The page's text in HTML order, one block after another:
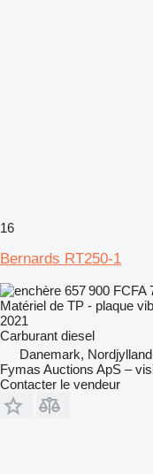
16
Bernards RT250-1
657 900 FCFA
Matériel de TP - plaque
2021
Carburant diesel
Danemark, Nordjylland
Fymas Auctions ApS –
Contacter le vendeur